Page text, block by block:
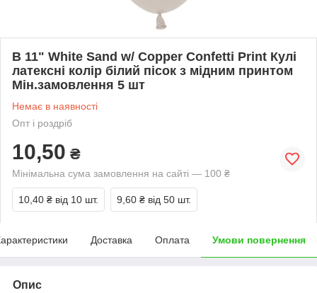
В 11" White Sand w/ Copper Confetti Print Кулі
латексні колір білий пісок з мідним принтом
Мін.замовлення 5 шт
Немає в наявності
Опт і роздріб
10,50 ₴
Мінімальна сума замовлення на сайті — 100 ₴
10,40 ₴ від 10 шт. 9,60 ₴ від 50 шт.
Доставка Оплата Умови повернення
Опис